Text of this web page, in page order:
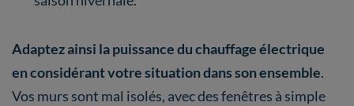
Adaptez ainsi la puissance du chauffage électrique
en considérant votre situation dans son ensemble.
Vos murs sont mal isolés, avec des fenêtres à simple